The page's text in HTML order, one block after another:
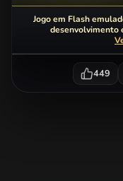
Jogo em Flash
desenvolvimento
449